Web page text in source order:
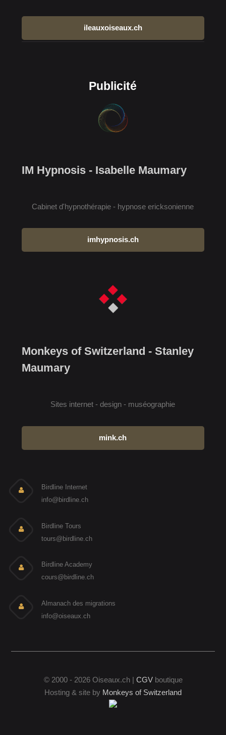
ileauxoiseaux.ch
Publicité
IM Hypnosis - Isabelle Maumary
Cabinet d'hypnothérapie - hypnose ericksonienne
imhypnosis.ch
Monkeys of Switzerland - Stanley
Maumary
Sites internet - design - muséographie
mink.ch
Birdline Internet
info@birdline.ch
Birdline Tours
tours@birdline.ch
Birdline Academy
cours@birdline.ch
Almanach des migrations
info@oiseaux.ch
© 2000 - 2026 Oiseaux.ch | CGVboutique
Hosting & site by Monkeys of Switzerland